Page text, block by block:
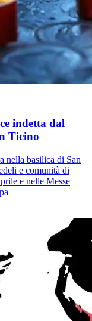
indetta dal
Ticino
nella basilica di San
e comunità di
e nelle Messe